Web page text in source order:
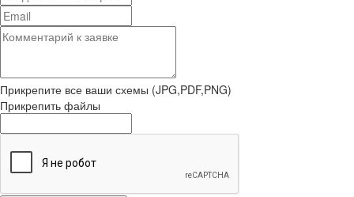
Прикрепите все ваши схемы (JPG,PDF,PNG)
Прикрепить файлы